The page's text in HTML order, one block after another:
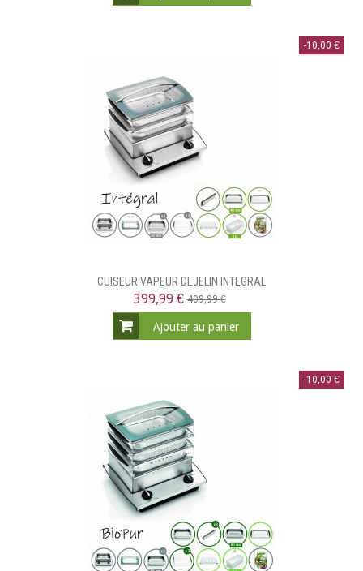
-10,00 €
CUISEUR VAPEUR DEJELIN INTEGRAL
399,99 €409,99 €
Ajouter au panier
-10,00 €